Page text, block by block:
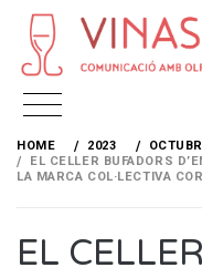
Skip
content
HOME 2023
EL CELLER BUFADORS
LA MARCA COL·LECTIVA
EL